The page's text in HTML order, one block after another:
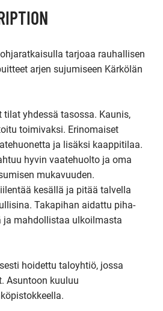
tarjoaa rauhallisen
arjen sujumiseen Kärkölän
tilat yhdessä tasossa. Kaunis,
toimivaksi. Erinomaiset
ja lisäksi kaappitilaa.
hyvin vaatehuolto ja oma
mukavuuden.
kesällä ja pitää talvella
Takapihan aidattu piha-
ja mahdollistaa ulkoilmasta
hoidettu taloyhtiö, jossa
Asuntoon kuuluu